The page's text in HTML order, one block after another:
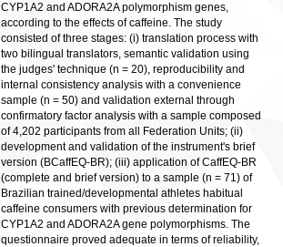
CYP1A2 and ADORA2A polymorphism genes,
according to the effects of caffeine. The study
consisted of three stages: (i) translation process with
two bilingual translators, semantic validation using
the judges' technique (n = 20), reproducibility and
internal consistency analysis with a convenience
sample (n = 50) and validation external through
confirmatory factor analysis with a sample composed
of 4,202 participants from all Federation Units; (ii)
development and validation of the instrument's brief
version (BCaffEQ-BR); (iii) application of CaffEQ-BR
(complete and brief version) to a sample (n = 71) of
Brazilian trained/developmental athletes habitual
caffeine consumers with previous determination for
CYP1A2 and ADORA2A gene polymorphisms. The
questionnaire proved adequate in terms of reliability,